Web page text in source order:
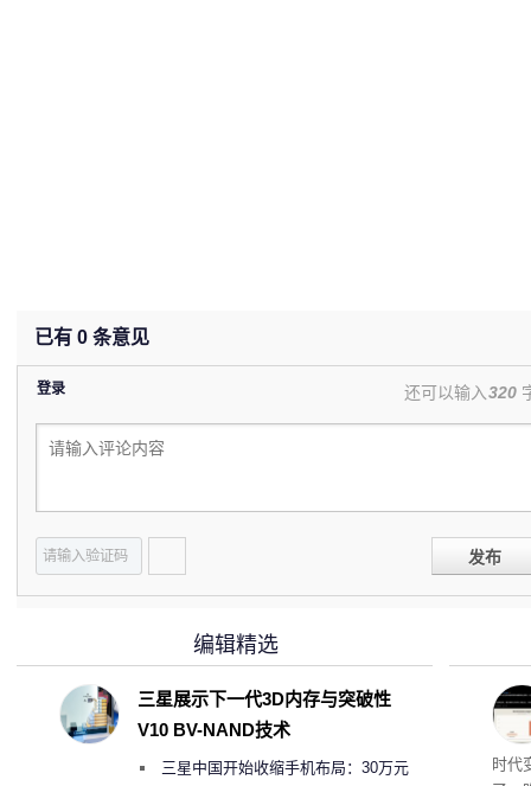
已有 0 条意见
登录 还可以输入320
发布
时代
编辑精选
三星展示下一代3D内存与突破性
V10 BV-NAND技术
三星中国开始收缩手机布局：30万元